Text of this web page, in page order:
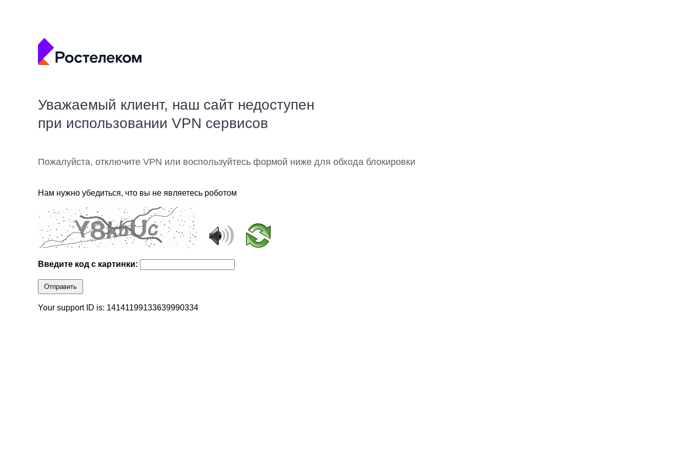
Уважаемый клиент, наш сайт недоступен
при использовании VPN сервисов
Пожалуйста, отключите VPN или воспользуйтесь формой ниже для обхода блокировки
Нам нужно убедиться, что вы не являетесь роботом
Введите код с картинки:
Отправить
Your support ID is: 14141199133639990334